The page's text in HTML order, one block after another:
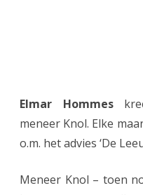
Elmar Hommes
meneer Knol. Elke
o.m. het advies ‘De
Meneer Knol – toen